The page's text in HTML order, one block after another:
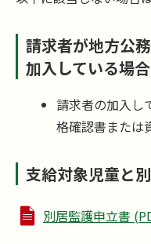
請求者が地方公
加入している場合
請求者の加入し
格確認書または
支給対象児童と
別居監護申立書